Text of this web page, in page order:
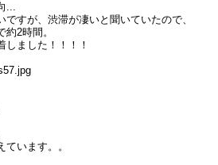
...
すが、渋滞が凄いと聞いていたので、
2時間。
しました！！！！
います。。